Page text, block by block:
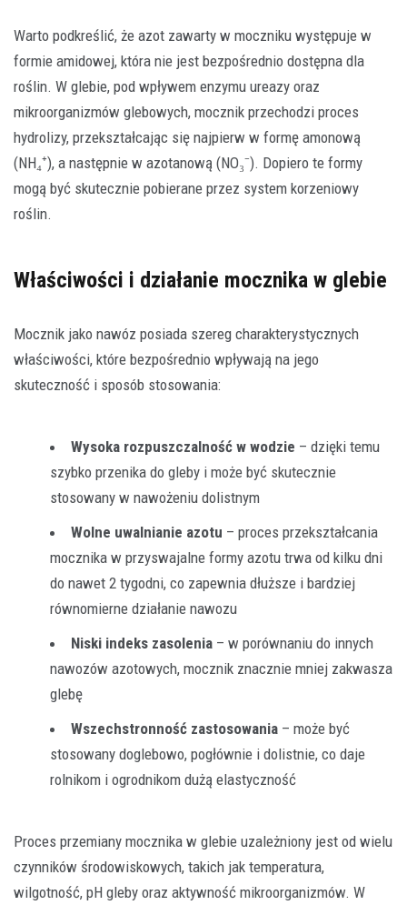
Warto podkreślić, że azot zawarty w moczniku występuje w
formie amidowej, która nie jest bezpośrednio dostępna dla
roślin. W glebie, pod wpływem enzymu ureazy oraz
mikroorganizmów glebowych, mocznik przechodzi proces
hydrolizy, przekształcając się najpierw w formę amonową
(NH₄⁺), a następnie w azotanową (NO₃⁻). Dopiero te formy
mogą być skutecznie pobierane przez system korzeniowy
roślin.
Właściwości i działanie mocznika w glebie
Mocznik jako nawóz posiada szereg charakterystycznych
właściwości, które bezpośrednio wpływają na jego
skuteczność i sposób stosowania:
Wysoka rozpuszczalność w wodzie – dzięki temu
szybko przenika do gleby i może być skutecznie
stosowany w nawożeniu dolistnym
Wolne uwalnianie azotu – proces przekształcania
mocznika w przyswajalne formy azotu trwa od kilku dni
do nawet 2 tygodni, co zapewnia dłuższe i bardziej
równomierne działanie nawozu
Niski indeks zasolenia – w porównaniu do innych
nawozów azotowych, mocznik znacznie mniej zakwasza
glebę
Wszechstronność zastosowania – może być
stosowany doglebowo, pogłównie i dolistnie, co daje
rolnikom i ogrodnikom dużą elastyczność
Proces przemiany mocznika w glebie uzależniony jest od wielu
czynników środowiskowych, takich jak temperatura,
wilgotność, pH gleby oraz aktywność mikroorganizmów. W